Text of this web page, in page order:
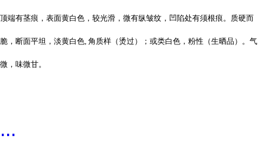
顶端有茎痕，表面黄白色，较光滑，微有纵皱纹，凹陷处有须根痕。质硬而
脆，断面平坦，淡黄白色, 角质样（烫过）；或类白色，粉性（生晒品）。气
微，味微甘。
...